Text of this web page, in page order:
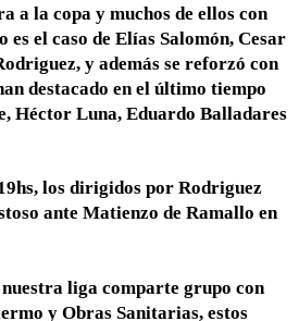
a la copa y muchos de ellos con
es el caso de Elías Salomón, Cesar
y además se reforzó con
destacado en el último tiempo
Héctor Luna, Eduardo Balladares
los dirigidos por Rodriguez
ante Matienzo de Ramallo en
liga comparte grupo con
y Obras Sanitarias, estos